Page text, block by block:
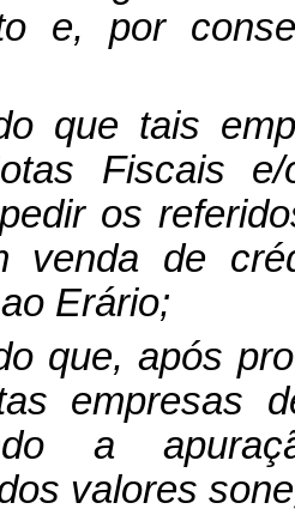
e, por
que tais
Fiscais e/
os
venda de
Erário;
que, após
empresas
a
valores